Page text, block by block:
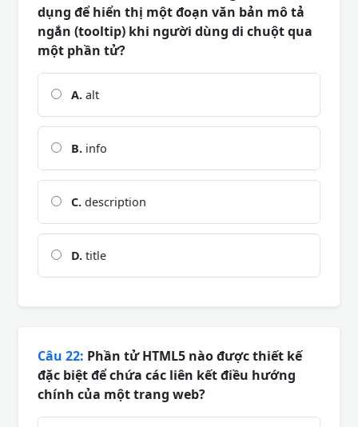
dụng để hiển thị một đoạn văn bản mô tả
ngắn (tooltip) khi người dùng di chuột qua
một phần tử?
A. alt
B. info
C. description
D. title
Câu 22: Phần tử HTML5 nào được thiết kế
đặc biệt để chứa các liên kết điều hướng
chính của một trang web?